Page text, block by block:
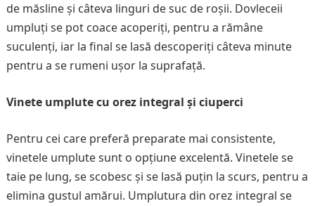
de măsline și câteva linguri de suc de roșii. Dovleceii
umpluți se pot coace acoperiți, pentru a rămâne
suculenți, iar la final se lasă descoperiți câteva minute
pentru a se rumeni ușor la suprafață.
Vinete umplute cu orez integral și ciuperci
Pentru cei care preferă preparate mai consistente,
vinetele umplute sunt o opțiune excelentă. Vinetele se
taie pe lung, se scobesc și se lasă puțin la scurs, pentru a
elimina gustul amărui. Umplutura din orez integral se